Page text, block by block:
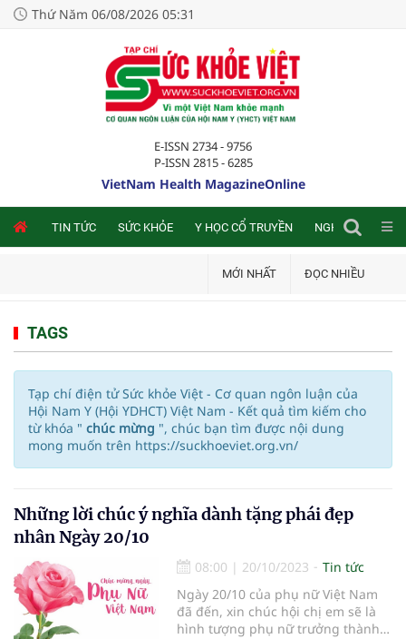
Thứ Năm 06/08/2026 05:31
E-ISSN 2734 - 9756
P-ISSN 2815 - 6285
VietNam Health MagazineOnline
TIN TỨC SỨC KHỎE Y HỌC CỔ TRUYỀN NGHIÊN CỨU
MỚI NHẤT ĐỌC NHIỀU
TAGS
Tạp chí điện tử Sức khỏe Việt - Cơ quan ngôn luận của
Hội Nam Y (Hội YDHCT) Việt Nam - Kết quả tìm kiếm cho
từ khóa " chúc mừng ", chúc bạn tìm được nội dung
mong muốn trên https://suckhoeviet.org.vn/
Những lời chúc ý nghĩa dành tặng phái đẹp
nhân Ngày 20/10
08:00 | 20/10/2023
Tin tức
Ngày 20/10 của phụ nữ Việt Nam
đã đến, xin chúc hội chị em sẽ là
hình tượng phụ nữ trưởng thành